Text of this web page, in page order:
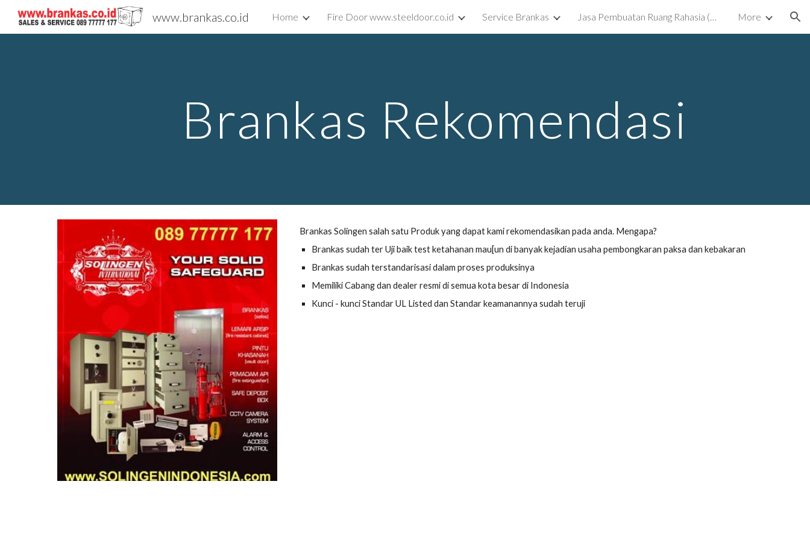
Skip to main content Skip to navigation
www.brankas.co.id Home Fire Door www.steeldoor.co.id Service Brankas Jasa Pembuatan Ruang Rahasia (Ruang Tersembunyi) Surabaya More
Brankas Rekomendasi
Brankas Solingen salah satu Produk yang dapat kami rekomendasikan pada anda. Mengapa?
Brankas sudah ter Uji baik test ketahanan mau[un di banyak kejadian usaha pembongkaran paksa dan kebakaran
Brankas sudah terstandarisasi dalam proses produksinya
Memiliki Cabang dan dealer resmi di semua kota besar di Indonesia
Kunci - kunci Standar UL Listed dan Standar keamanannya sudah teruji